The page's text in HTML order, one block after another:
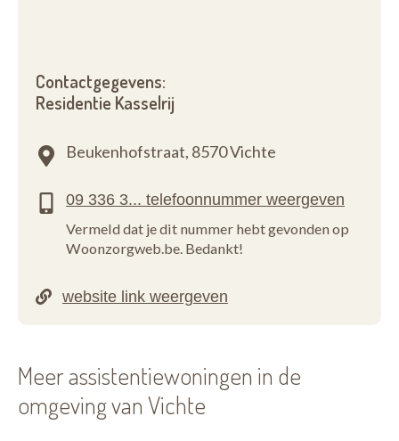
Contactgegevens:
Residentie Kasselrij
Beukenhofstraat, 8570 Vichte
Vermeld dat je dit nummer hebt gevonden op
Woonzorgweb.be. Bedankt!
Meer assistentiewoningen in de
omgeving van Vichte